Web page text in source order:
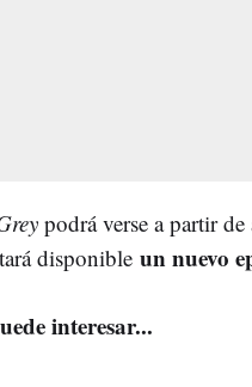
podrá verse a partir
disponible un nuevo
interesar...